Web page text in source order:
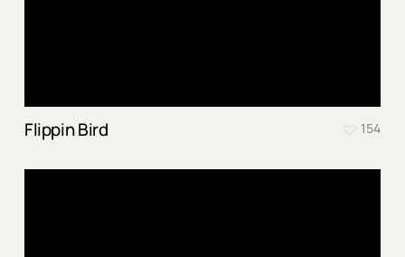
Flippin Bird 154